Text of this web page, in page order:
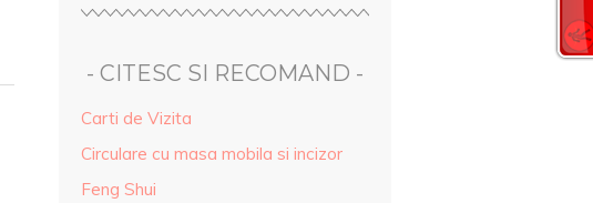
- CITESC SI RECOMAND -
Carti de Vizita
Circulare cu masa mobila si incizor
Feng Shui